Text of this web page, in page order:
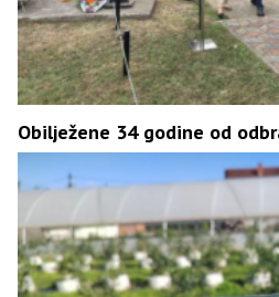
Obilježene 34 godine od